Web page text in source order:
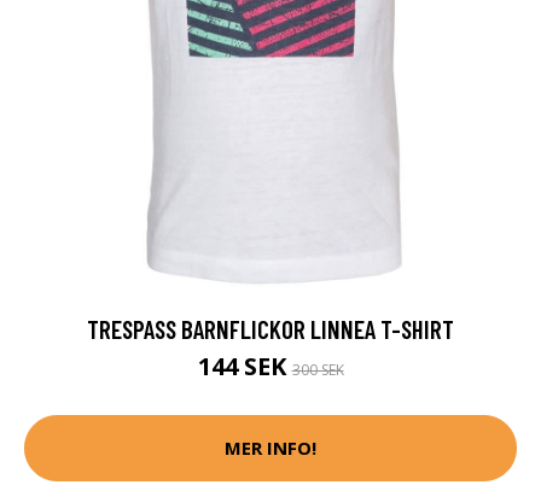
TRESPASS BARNFLICKOR LINNEA T-SHIRT
144 SEK300 SEK
MER INFO!